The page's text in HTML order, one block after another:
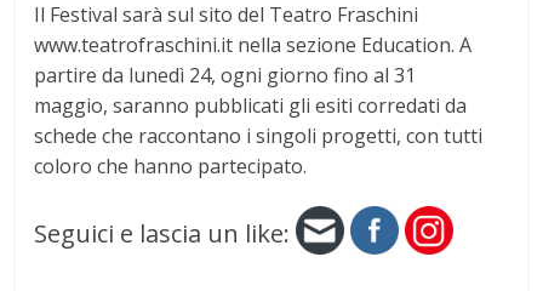
Il Festival sarà sul sito del Teatro Fraschini
www.teatrofraschini.it nella sezione Education. A
partire da lunedì 24, ogni giorno fino al 31
maggio, saranno pubblicati gli esiti corredati da
schede che raccontano i singoli progetti, con tutti
coloro che hanno partecipato.
Seguici e lascia un like: